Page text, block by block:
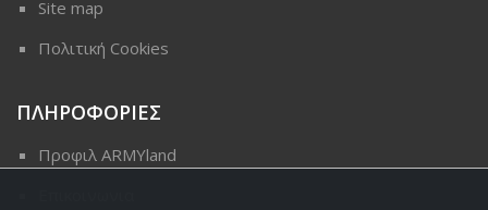
Site map
Πολιτική Cookies
ΠΛΗΡΟΦΟΡΙΕΣ
Προφιλ ARMYland